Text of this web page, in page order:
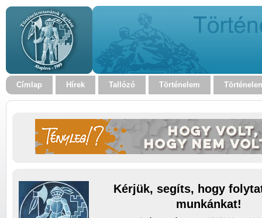
Címlap Hírek Tallózó Történelem
Kérjük, segíts, hogy
munkánkat!